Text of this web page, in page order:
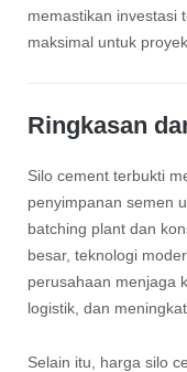
memastikan investasi
maksimal untuk
Ringkasan
Silo cement terbukti
penyimpanan semen
batching plant dan
besar, teknologi
perusahaan menjaga
logistik, dan
Selain itu, harga silo